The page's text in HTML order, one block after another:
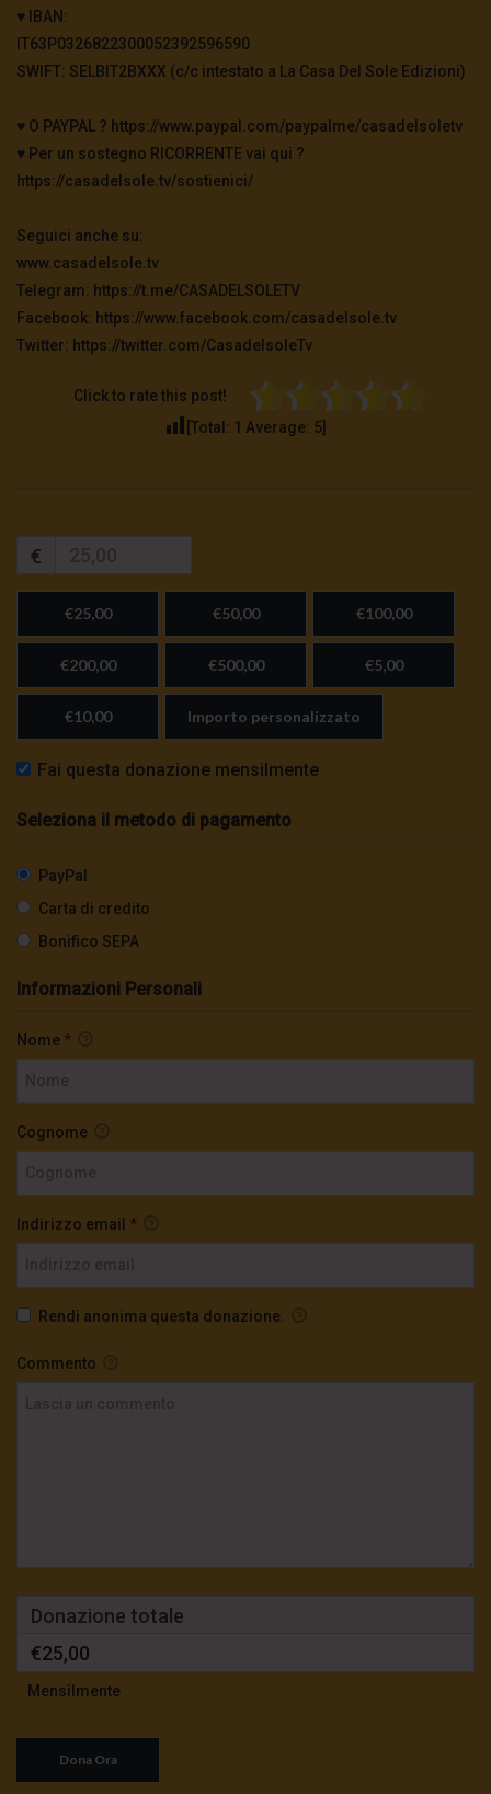
♥️ IBAN:
IT63P0326822300052392596590
SWIFT: SELBIT2BXXX (c/c intestato a La Casa Del Sole Edizioni)
♥️ O PAYPAL ? https://www.paypal.com/paypalme/casadelsoletv
♥️ Per un sostegno RICORRENTE vai qui ?
https://casadelsole.tv/sostienici/
Seguici anche su:
www.casadelsole.tv
Telegram: https://t.me/CASADELSOLETV
Facebook: https://www.facebook.com/casadelsole.tv
Twitter: https://twitter.com/CasadelsoleTv
Click to rate this post!
[Total: 1 Average: 5
€
€25,00 €50,00 €100,00
€200,00 €500,00 €5,00
€10,00 Importo personalizzato
Fai questa donazione mensilmente
Seleziona il metodo di pagamento
PayPal
Carta di credito
Bonifico SEPA
Informazioni Personali
Nome *
Cognome
Indirizzo email *
Rendi anonima questa donazione.
Commento
Donazione totale
€25,00
Mensilmente